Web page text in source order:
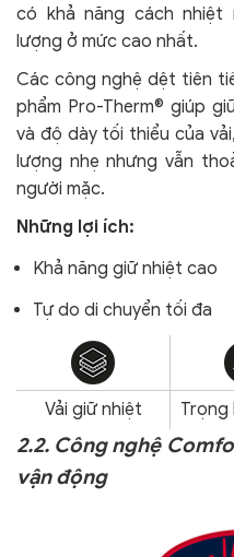
có khả năng cách
lượng ở mức cao nhất.
Các công nghệ dệt tiên
phẩm Pro-Therm® giúp
và độ dày tối thiểu của
lượng nhẹ nhưng vẫn
người mặc.
Những lợi ích:
Khả năng giữ nhiệt cao
Tự do di chuyển tối đa
Vải giữ nhiệt Trọng
2.2. Công nghệ
vận động